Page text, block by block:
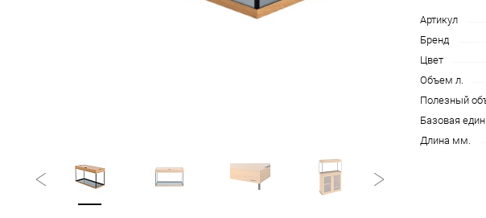
Артикул
Бренд
Цвет
Объем л.
Полезный
Базовая
Длина мм.